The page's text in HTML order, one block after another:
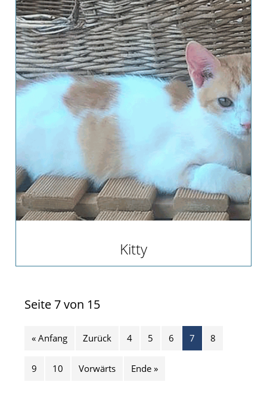
Kitty
Seite 7 von 15
« Anfang Zurück 4 5 6 7 8
9 10 Vorwärts Ende »